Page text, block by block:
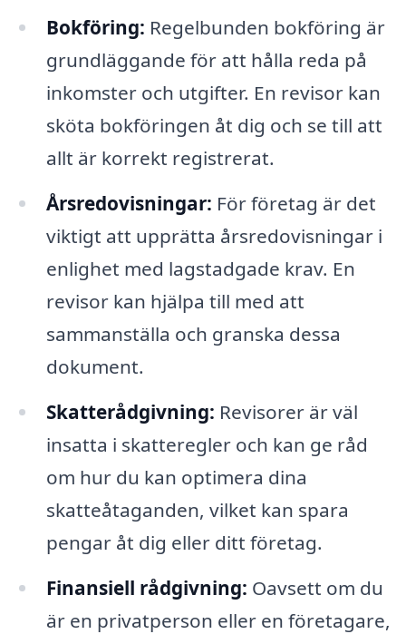
Bokföring: Regelbunden bokföring är
grundläggande för att hålla reda på
inkomster och utgifter. En revisor kan
sköta bokföringen åt dig och se till att
allt är korrekt registrerat.
Årsredovisningar: För företag är det
viktigt att upprätta årsredovisningar i
enlighet med lagstadgade krav. En
revisor kan hjälpa till med att
sammanställa och granska dessa
dokument.
Skatterådgivning: Revisorer är väl
insatta i skatteregler och kan ge råd
om hur du kan optimera dina
skatteåtaganden, vilket kan spara
pengar åt dig eller ditt företag.
Finansiell rådgivning: Oavsett om du
är en privatperson eller en företagare,